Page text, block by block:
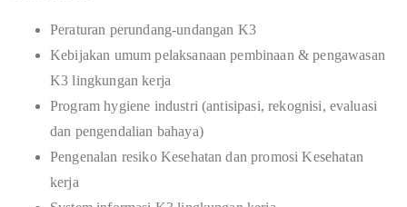
Peraturan perundang-undangan K3
Kebijakan umum pelaksanaan pembinaan & pengawasan
K3 lingkungan kerja
Program hygiene industri (antisipasi, rekognisi, evaluasi
dan pengendalian bahaya)
Pengenalan resiko Kesehatan dan promosi Kesehatan
kerja